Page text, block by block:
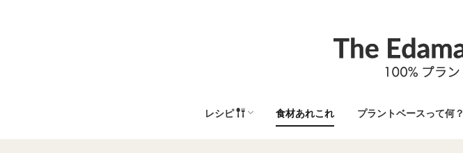
レシピ 食材あれこれ プラントベースって何？